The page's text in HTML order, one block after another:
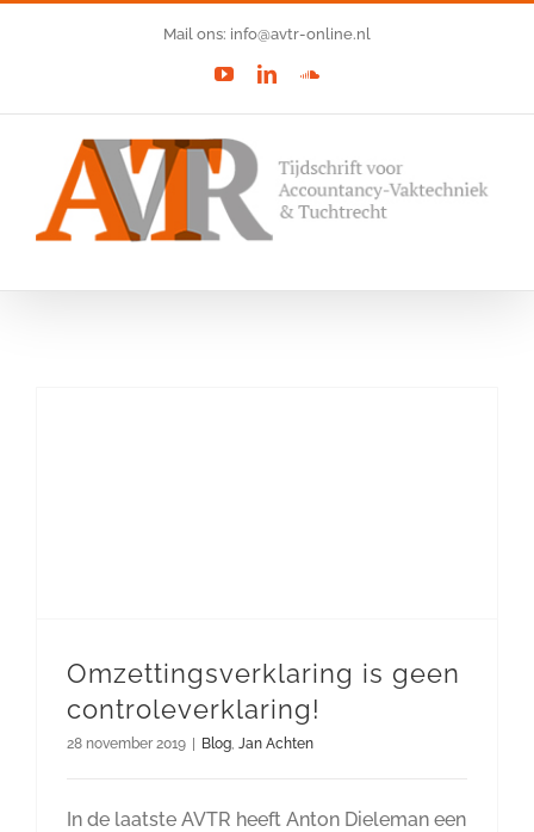
Mail ons: info@avtr-online.nl
YouTubeLinkedInSoundCloud
Omzettingsverklaring is geen
controleverklaring!
28 november 2019 | Blog, Jan Achten
In de laatste AVTR heeft Anton Dieleman een